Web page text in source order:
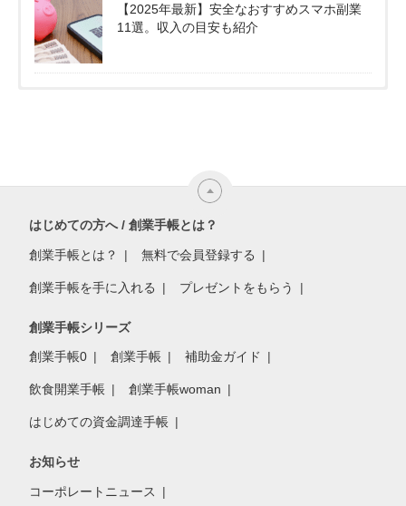
【2025年最新】安全なおすすめスマホ副業
11選。収入の目安も紹介
はじめての方へ / 創業手帳とは？
創業手帳とは？ 無料で会員登録する
創業手帳を手に入れる プレゼントをもらう
創業手帳シリーズ
創業手帳0 創業手帳 補助金ガイド
飲食開業手帳 創業手帳woman
はじめての資金調達手帳
お知らせ
コーポレートニュース